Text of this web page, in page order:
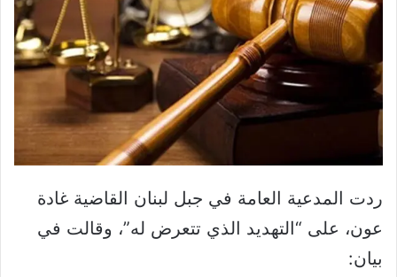
ردت المدعية العامة في جبل لبنان القاضية غادة
عون، على “التهديد الذي تتعرض له”، وقالت في
بيان: